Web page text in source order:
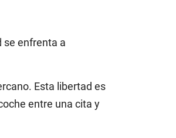
se enfrenta a
Esta libertad es
entre una cita y